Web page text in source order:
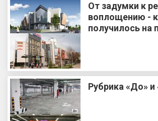
От задумки к
воплощению -
получилось на
Рубрика «До» и